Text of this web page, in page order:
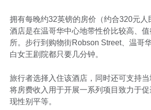
拥有每晚约32英镑的房价（约合320元人
酒店是在温哥华中心地带性价比较高、
所。步行到购物街Robson Street、温哥
白女王剧院都只要几分钟。
旅行者选择入住该酒店，同时还可支持当
将房费收入用于开展一系列项目致力于
现性别平等。